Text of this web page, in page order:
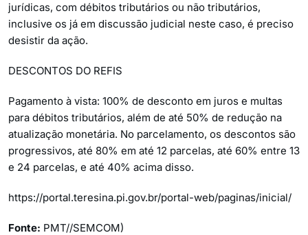
jurídicas, com débitos tributários ou não tributários,
inclusive os já em discussão judicial neste caso, é preciso
desistir da ação.
DESCONTOS DO REFIS
Pagamento à vista: 100% de desconto em juros e multas
para débitos tributários, além de até 50% de redução na
atualização monetária. No parcelamento, os descontos são
progressivos, até 80% em até 12 parcelas, até 60% entre 13
e 24 parcelas, e até 40% acima disso.
https://portal.teresina.pi.gov.br/portal-web/paginas/inicial/
Fonte: PMT//SEMCOM)